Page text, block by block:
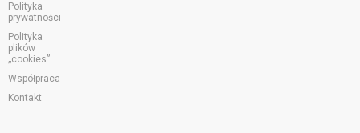
Polityka
prywatności
Polityka
plików
„cookies”
Współpraca
Kontakt